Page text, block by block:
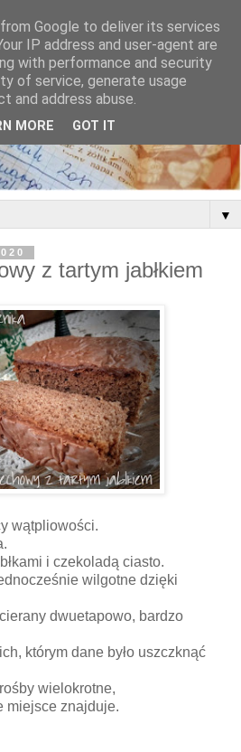
▼
z tartym jabłkiem
wątpliowości.
i czekoladą ciasto.
wilgotne dzięki
dwuetapowo, bardzo
którym dane było uszczknąć
wielokrotne,
miejsce znajduje.
Google to deliver its services
IP address and user-agent are
with performance and security
of service, generate usage
and address abuse.
MORE GOT IT